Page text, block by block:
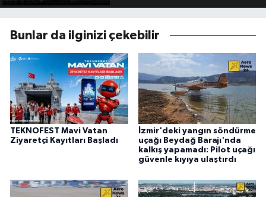
Bunlar da ilginizi çekebilir
TEKNOFEST Mavi Vatan
Ziyaretçi Kayıtları Başladı
İzmir'deki yangın söndürme
uçağı Beydağ Barajı'nda
kalkış yapamadı: Pilot uçağı
güvenle kıyıya ulaştırdı